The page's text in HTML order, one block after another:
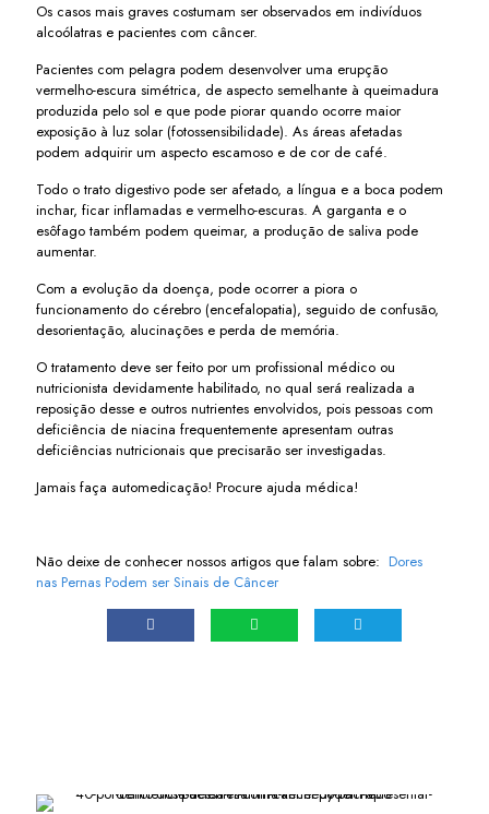
Os casos mais graves costumam ser observados em indivíduos
alcoólatras e pacientes com câncer.
Pacientes com pelagra podem desenvolver uma erupção
vermelho-escura simétrica, de aspecto semelhante à queimadura
produzida pelo sol e que pode piorar quando ocorre maior
exposição à luz solar (fotossensibilidade). As áreas afetadas
podem adquirir um aspecto escamoso e de cor de café.
Todo o trato digestivo pode ser afetado, a língua e a boca podem
inchar, ficar inflamadas e vermelho-escuras. A garganta e o
esôfago também podem queimar, a produção de saliva pode
aumentar.
Com a evolução da doença, pode ocorrer a piora o
funcionamento do cérebro (encefalopatia), seguido de confusão,
desorientação, alucinações e perda de memória.
O tratamento deve ser feito por um profissional médico ou
nutricionista devidamente habilitado, no qual será realizada a
reposição desse e outros nutrientes envolvidos, pois pessoas com
deficiência de niacina frequentemente apresentam outras
deficiências nutricionais que precisarão ser investigadas.
Jamais faça automedicação! Procure ajuda médica!
Não deixe de conhecer nossos artigos que falam sobre: Dores
nas Pernas Podem ser Sinais de Câncer